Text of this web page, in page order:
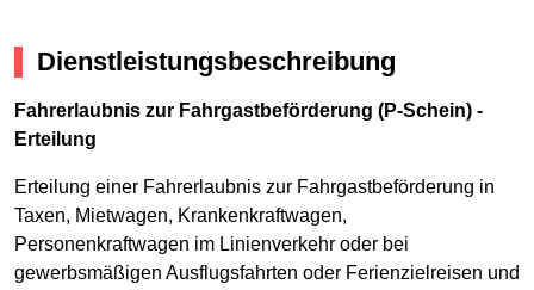
Dienstleistungsbeschreibung
Fahrerlaubnis zur Fahrgastbeförderung (P-Schein) -
Erteilung
Erteilung einer Fahrerlaubnis zur Fahrgastbeförderung in
Taxen, Mietwagen, Krankenkraftwagen,
Personenkraftwagen im Linienverkehr oder bei
gewerbsmäßigen Ausflugsfahrten oder Ferienzielreisen und